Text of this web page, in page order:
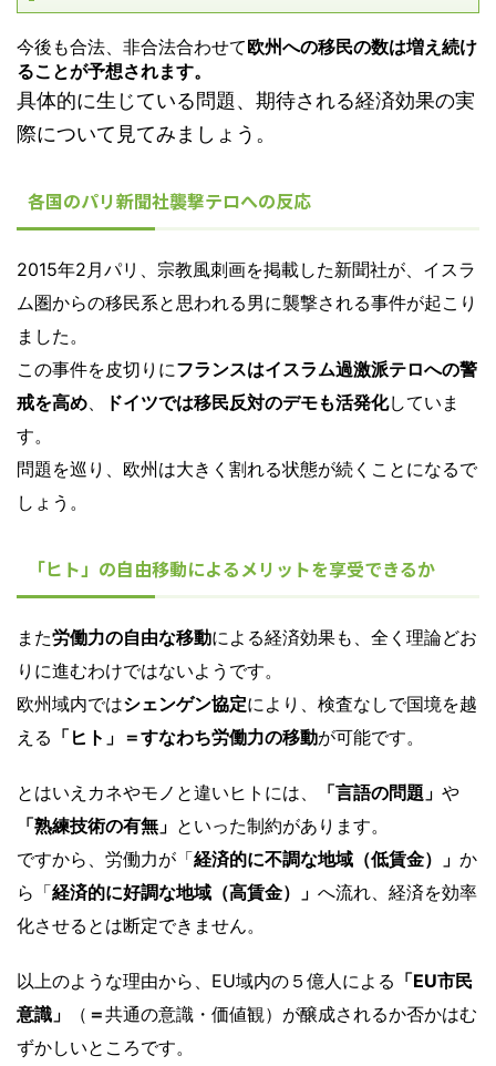
今後も合法、非合法合わせて欧州への移民の数は増え続け
ることが予想されます。
具体的に生じている問題、期待される経済効果の実
際について見てみましょう。
各国のパリ新聞社襲撃テロへの反応
2015年2月パリ、宗教風刺画を掲載した新聞社が、イスラ
ム圏からの移民系と思われる男に襲撃される事件が起こり
ました。
この事件を皮切りにフランスはイスラム過激派テロへの警
戒を高め
ドイツでは移民反対のデモも活発化していま
す。
問題を巡り、欧州は大きく割れる状態が続くことになるで
しょう。
「ヒト」の自由移動によるメリットを享受できるか
また労働力の自由な移動による経済効果も、全く理論どお
りに進むわけではないようです。
欧州域内ではシェンゲン協定により、検査なしで国境を越
える 「ヒト」＝すなわち労働力の移動が可能です。
とはいえカネやモノと違いヒトには、 「言語の問題」 や
「熟練技術の有無」 といった制約があります。
ですから、労働力が「経済的に不調な地域（低賃金）」 か
ら「経済的に好調な地域（高賃金）」 へ流れ、経済を効率
化させるとは断定できません。
以上のような理由から、EU域内の５億人による 「EU市民
意識」
（ ＝共通の意識・価値観）が醸成されるか否かはむ
ずかしいところです。